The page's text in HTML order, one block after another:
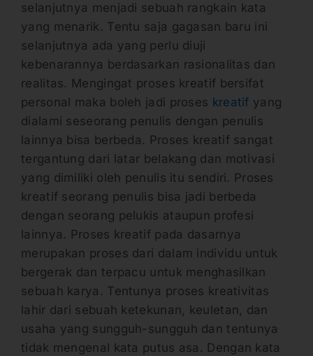
selanjutnya menjadi sebuah rangkain kata
yang menarik. Tentu saja gagasan baru ini
selanjutnya ada yang perlu diuji
kebenarannya berdasarkan rasionalitas dan
realitas. Mengingat proses kreatif bersifat
personal maka boleh jadi proses kreatif yang
dialami seseorang penulis dengan penulis
lainnya bisa berbeda. Proses kreatif sangat
tergantung dari latar belakang dan motivasi
yang dimiliki oleh penulis itu sendiri. Proses
kreatif seorang penulis bisa jadi berbeda
dengan seorang pelukis ataupun profesi
lainnya. Proses kreatif pada dasarnya
merupakan proses dari dalam individu untuk
bergerak dan terpacu untuk menghasilkan
sebuah karya. Tentunya proses kreativitas
lahir dari sebuah ketekunan, keuletan, dan
usaha yang sungguh-sungguh dan tentunya
tidak mengenal kata putus asa. Dengan kata